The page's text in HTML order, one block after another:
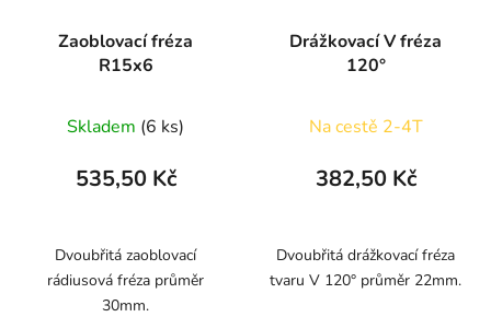
Zaoblovací fréza
R15x6
Skladem (6 ks)
535,50 Kč
Dvoubřitá zaoblovací
rádiusová fréza průměr
30mm.
Drážkovací V fréza
120°
Na cestě 2-4T
382,50 Kč
Dvoubřitá drážkovací fréza
tvaru V 120° průměr 22mm.